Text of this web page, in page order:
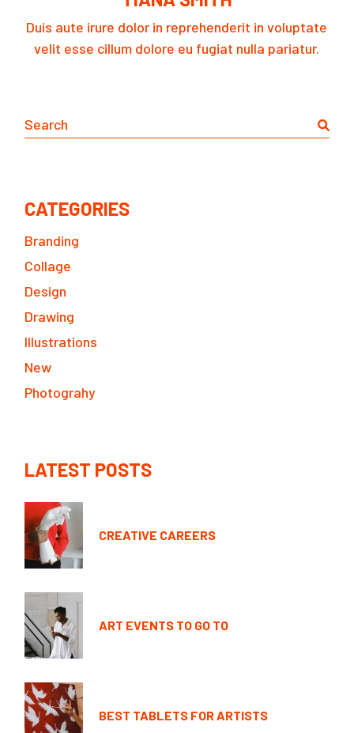
Duis aute irure dolor in reprehenderit in voluptate
velit esse cillum dolore eu fugiat nulla pariatur.
Search
CATEGORIES
Branding
Collage
Design
Drawing
Illustrations
New
Photograhy
LATEST POSTS
CREATIVE CAREERS
ART EVENTS TO GO TO
BEST TABLETS FOR ARTISTS